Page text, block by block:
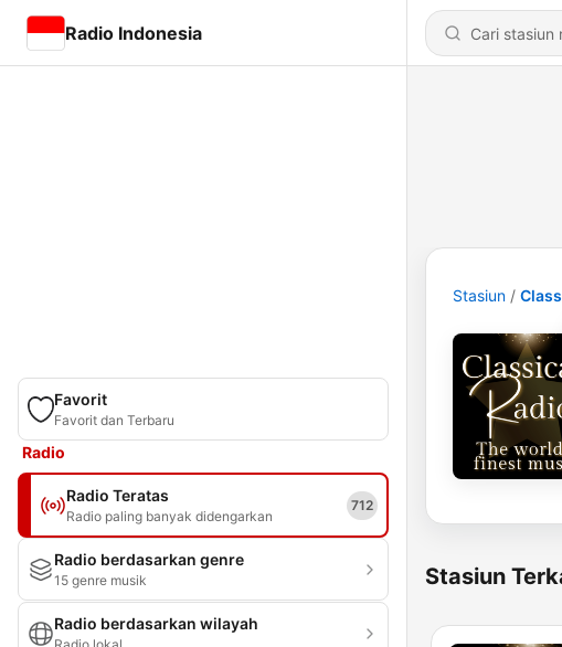
Radio Indonesia
Favorit
Favorit dan Terbaru
Radio
Radio Teratas
Radio paling banyak didengarkan
712
Radio berdasarkan genre
15 genre musik
Radio berdasarkan wilayah
Stasiun
Stasiun